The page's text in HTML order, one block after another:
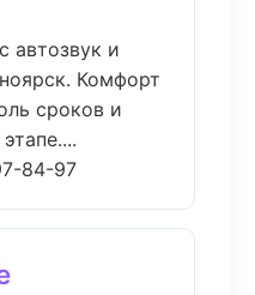
автозвук и
Комфорт
сроков и
84-97